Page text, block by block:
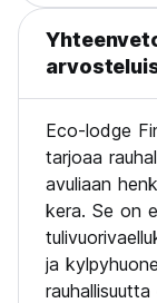
Eco-lodge
tarjoaa
avuliaan
kera. Se on
ja